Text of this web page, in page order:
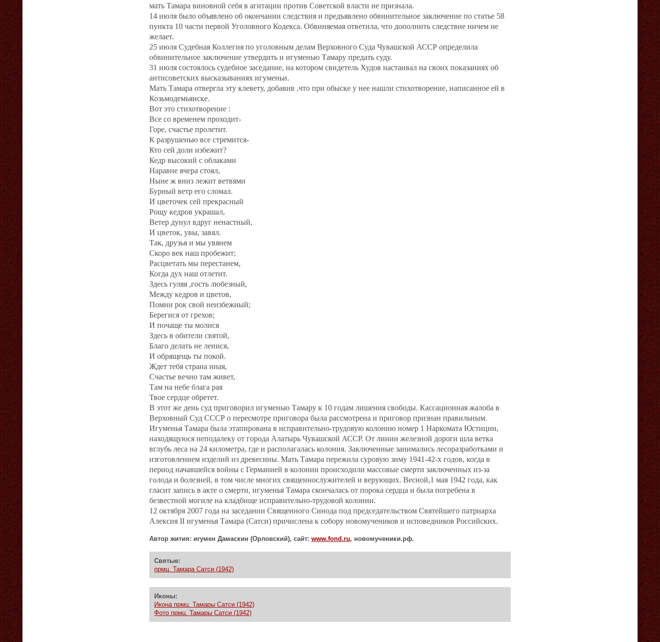
мать Тамара виновной себя в агитации против Советской власти не признала.
14 июля было объявлено об окончании следствия и предъявлено обвинительное заключение по статье 58
пункта 10 части первой Уголовного Кодекса. Обвиняемая ответила, что дополнить следствие ничем не
желает.
25 июля Судебная Коллегия по уголовным делам Верховного Суда Чувашской АССР определила
обвинительное заключение утвердить и игуменью Тамару предать суду.
31 июля состоялось судебное заседание, на котором свидетель Худов настаивал на своих показаниях об
антисоветских высказываниях игуменьи.
Мать Тамара отвергла эту клевету, добавив ,что при обыске у нее нашли стихотворение, написанное ей в
Козьмодемьянске.
Вот это стихотворение :
Все со временем проходит-
Горе, счастье пролетит.
К разрушенью все стремится-
Кто сей доли избежит?
Кедр высокий с облаками
Наравне вчера стоял,
Ныне ж вниз лежит ветвями
Бурный ветр его сломал.
И цветочек сей прекрасный
Рощу кедров украшал,
Ветер дунул вдруг ненастный,
И цветок, увы, завял.
Так, друзья и мы увянем
Скоро век наш пробежит;
Расцветать мы перестанем,
Когда дух наш отлетит.
Здесь гуляя ,гость любезный,
Между кедров и цветов,
Помни рок свой неизбежный;
Берегися от грехов;
И почаще ты молися
Здесь в обители святой,
Благо делать не ленися,
И обрящещь ты покой.
Ждет тебя страна иная,
Счастье вечно там живет,
Там на небе блага рая
Твое сердце обретет.
В этот же день суд приговорил игуменью Тамару к 10 годам лишения свободы. Кассационная жалоба в
Верховный Суд СССР о пересмотре приговора была рассмотрена и приговор признан правильным.
Игуменья Тамара была этапирована в исправительно-трудовую колонию номер 1 Наркомата Юстиции,
находящуюся неподалеку от города Алатырь Чувашской АССР. От линии железной дороги шла ветка
вглубь леса на 24 километра, где и располагалась колония. Заключенные занимались лесоразработками и
изготовлением изделий из древесины. Мать Тамара пережила суровую зиму 1941-42-х годов, когда в
период начавшейся войны с Германией в колонии происходили массовые смерти заключенных из-за
голода и болезней, в том числе многих священнослужителей и верующих. Весной,1 мая 1942 года, как
гласит запись в акте о смерти, игуменья Тамара скончалась от порока сердца и была погребена в
безвестной могиле на кладбище исправительно-трудовой колонии.
12 октября 2007 года на заседании Священного Синода под председательством Святейшего патриарха
Алексия II игуменья Тамара (Сатси) причислена к собору новомучеников и исповедников Российских.
Автор жития: игумен Дамаскин (Орловский), сайт: www.fond.ru, новомученики.рф.
Святые:
прмц. Тамара Сатси (1942)
Иконы:
Икона прмц. Тамары Сатси (1942)
Фото прмц. Тамары Сатси (1942)